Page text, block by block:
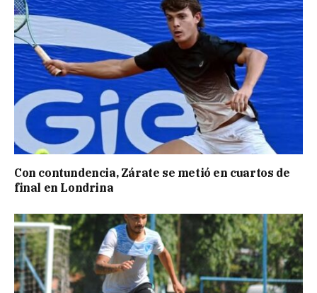
Con contundencia, Zárate se metió en cuartos de
final en Londrina